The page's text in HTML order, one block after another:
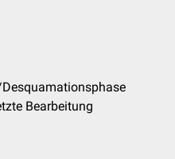
Bearbeitung